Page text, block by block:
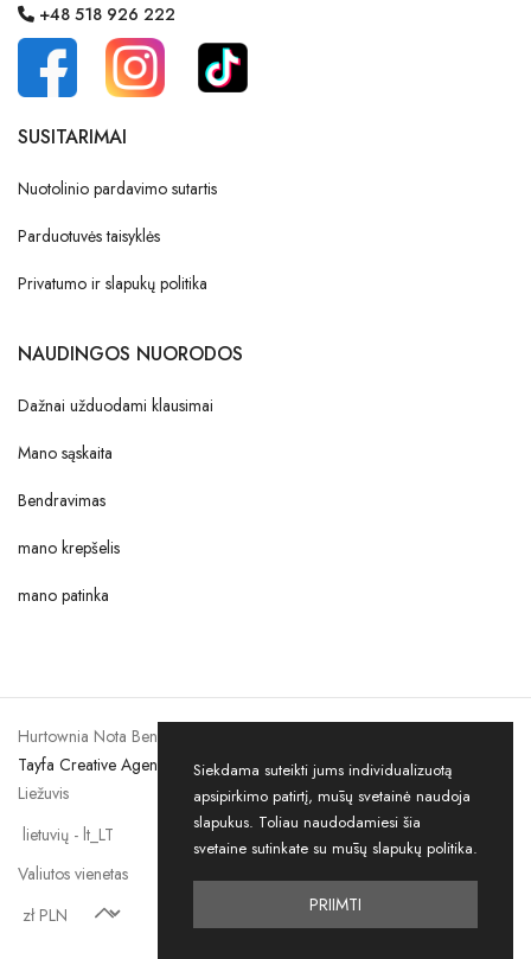
+48 518 926 222
SUSITARIMAI
Nuotolinio pardavimo sutartis
Parduotuvės taisyklės
Privatumo ir slapukų politika
NAUDINGOS NUORODOS
Dažnai užduodami klausimai
Mano sąskaita
Bendravimas
mano krepšelis
mano patinka
Hurtownia Nota Bene eCommerce © 2026. Visos teisės saugomos by
Tayfa Creative Agency
Liežuvis
Valiutos vienetas
Siekdama suteikti jums individualizuotą
apsipirkimo patirtį, mūsų svetainė naudoja
slapukus. Toliau naudodamiesi šia
svetaine sutinkate su mūsų slapukų politika.
PRIIMTI